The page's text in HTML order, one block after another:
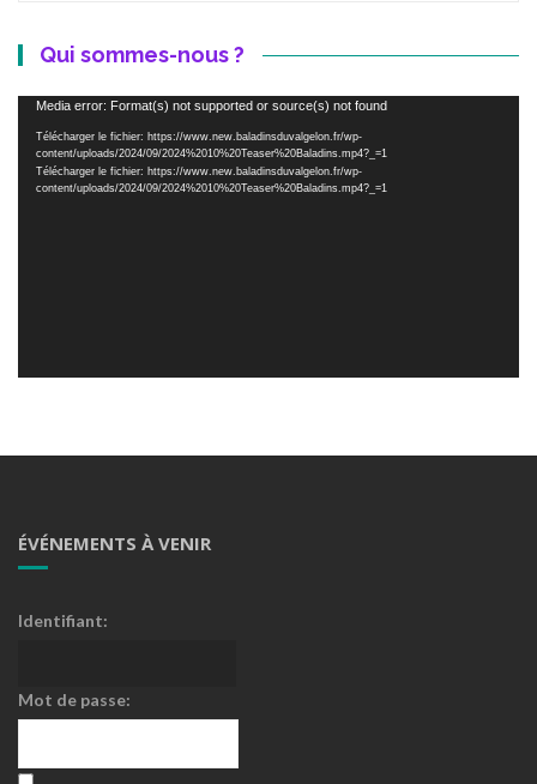
Qui sommes-nous ?
Lecteur
vidéo
Media error: Format(s) not supported or source(s) not found
Télécharger le fichier: https://www.new.baladinsduvalgelon.fr/wp-
content/uploads/2024/09/2024%2010%20Teaser%20Baladins.mp4?_=1
Télécharger le fichier: https://www.new.baladinsduvalgelon.fr/wp-
content/uploads/2024/09/2024%2010%20Teaser%20Baladins.mp4?_=1
ÉVÉNEMENTS À VENIR
Identifiant:
Mot de passe: